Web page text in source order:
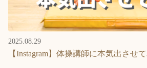
2025.08.29
【Instagram】体操講師に本気出させて